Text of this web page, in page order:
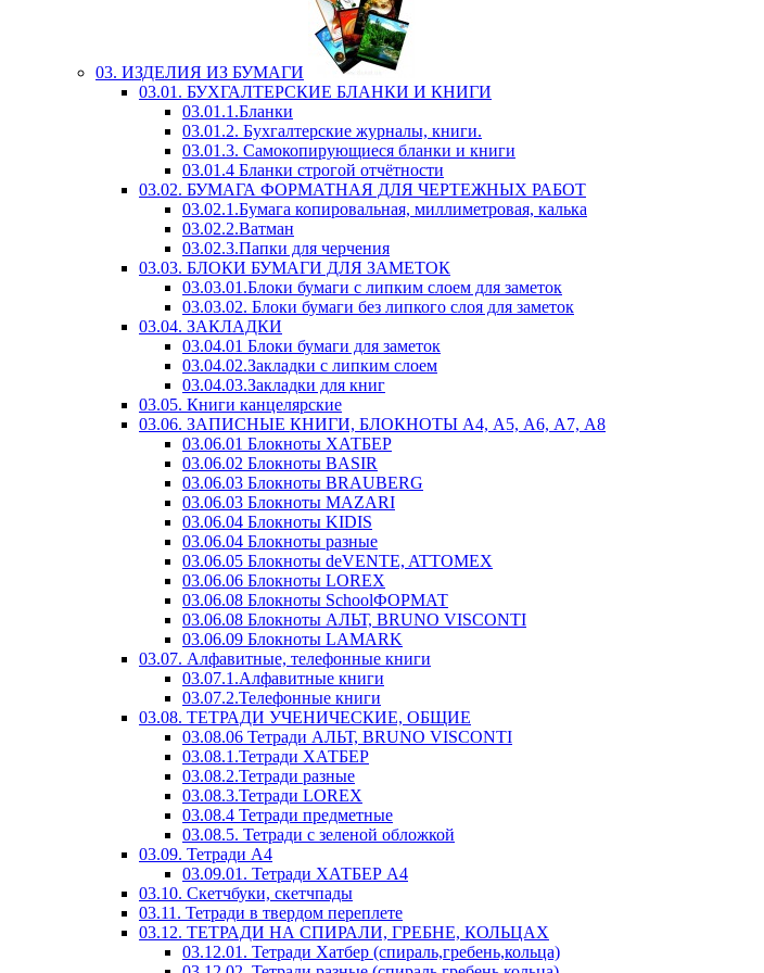
03. ИЗДЕЛИЯ ИЗ БУМАГИ
03.01. БУХГАЛТЕРСКИЕ БЛАНКИ И КНИГИ
03.01.1.Бланки
03.01.2. Бухгалтерские журналы, книги.
03.01.3. Самокопирующиеся бланки и книги
03.01.4 Бланки строгой отчётности
03.02. БУМАГА ФОРМАТНАЯ ДЛЯ ЧЕРТЕЖНЫХ РАБОТ
03.02.1.Бумага копировальная, миллиметровая, калька
03.02.2.Ватман
03.02.3.Папки для черчения
03.03. БЛОКИ БУМАГИ ДЛЯ ЗАМЕТОК
03.03.01.Блоки бумаги с липким слоем для заметок
03.03.02. Блоки бумаги без липкого слоя для заметок
03.04. ЗАКЛАДКИ
03.04.01 Блоки бумаги для заметок
03.04.02.Закладки с липким слоем
03.04.03.Закладки для книг
03.05. Книги канцелярские
03.06. ЗАПИСНЫЕ КНИГИ, БЛОКНОТЫ А4, А5, А6, А7, А8
03.06.01 Блокноты ХАТБЕР
03.06.02 Блокноты BASIR
03.06.03 Блокноты BRAUBERG
03.06.03 Блокноты MAZARI
03.06.04 Блокноты KIDIS
03.06.04 Блокноты разные
03.06.05 Блокноты deVENTE, ATTOMEX
03.06.06 Блокноты LOREX
03.06.08 Блокноты SchoolФОРМАТ
03.06.08 Блокноты АЛЬТ, BRUNO VISCONTI
03.06.09 Блокноты LAMARK
03.07. Алфавитные, телефонные книги
03.07.1.Алфавитные книги
03.07.2.Телефонные книги
03.08. ТЕТРАДИ УЧЕНИЧЕСКИЕ, ОБЩИЕ
03.08.06 Тетради АЛЬТ, BRUNO VISCONTI
03.08.1.Тетради ХАТБЕР
03.08.2.Тетради разные
03.08.3.Тетради LOREX
03.08.4 Тетради предметные
03.08.5. Тетради с зеленой обложкой
03.09. Тетради А4
03.09.01. Тетради ХАТБЕР А4
03.10. Скетчбуки, скетчпады
03.11. Тетради в твердом переплете
03.12. ТЕТРАДИ НА СПИРАЛИ, ГРЕБНЕ, КОЛЬЦАХ
03.12.01. Тетради Хатбер (спираль,гребень,кольца)